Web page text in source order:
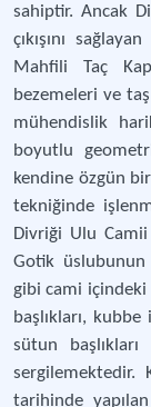
sahiptir. Ancak
çıkışını
Mahfili Taç
bezemeleri ve
mühendislik
boyutlu
kendine özgün
tekniğinde
Divriği Ulu
Gotik üslubunun
gibi cami
başlıkları,
sütun
sergilemektedir.
tarihinde